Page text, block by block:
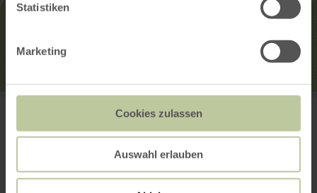
Statistiken
Marketing
Cookies zulassen
Auswahl erlauben
Burgruine - Glaadt
+49 6591 133200
Anreise planen